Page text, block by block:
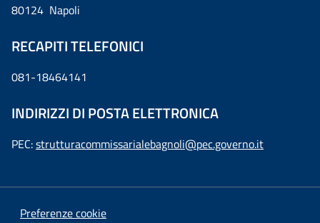
80124 Napoli
RECAPITI TELEFONICI
081-18464141
INDIRIZZI DI POSTA ELETTRONICA
PEC:strutturacommissarialebagnoli@pec.governo.it
Preferenze cookie